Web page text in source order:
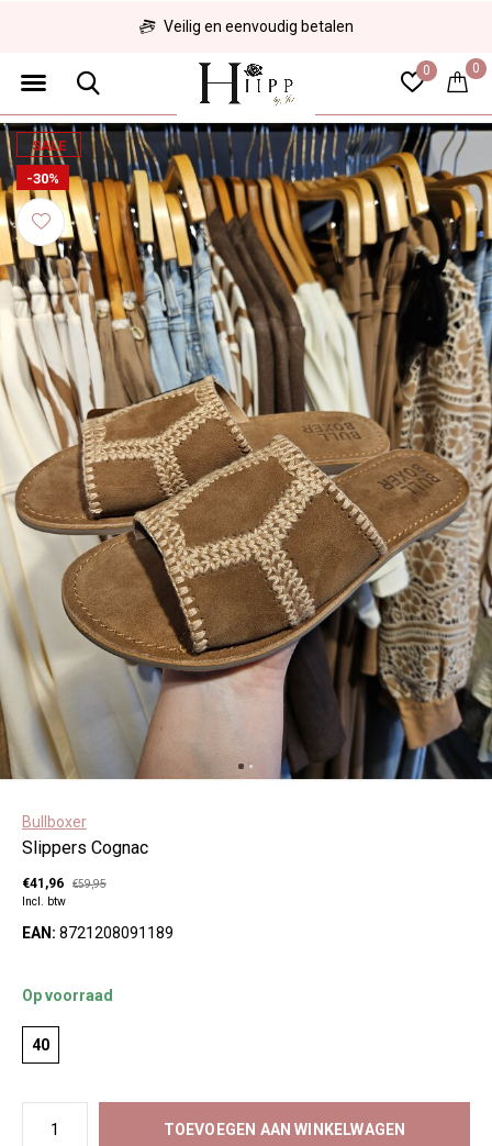
0 0
Veilig en eenvoudig betalen
SALE
-30%
Bullboxer
Slippers Cognac
€41,96
€59,95
Incl. btw
EAN: 8721208091189
Op voorraad
40
TOEVOEGEN AAN WINKELWAGEN